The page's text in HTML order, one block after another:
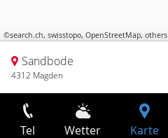
©search.ch, swisstopo, OpenStreetMap, others
Sandbode
4312 Magden
Tel Wetter Karte